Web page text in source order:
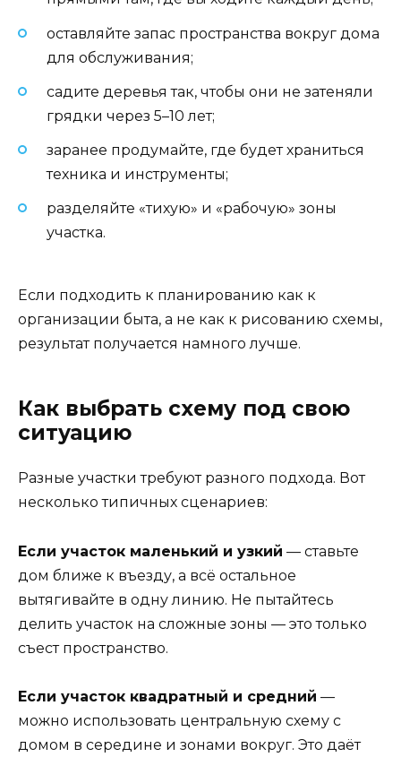
оставляйте запас пространства вокруг дома
для обслуживания;
садите деревья так, чтобы они не затеняли
грядки через 5–10 лет;
заранее продумайте, где будет храниться
техника и инструменты;
разделяйте «тихую» и «рабочую» зоны
участка.
Если подходить к планированию как к
организации быта, а не как к рисованию схемы,
результат получается намного лучше.
Как выбрать схему под свою
ситуацию
Разные участки требуют разного подхода. Вот
несколько типичных сценариев:
Если участок маленький и узкий — ставьте
дом ближе к въезду, а всё остальное
вытягивайте в одну линию. Не пытайтесь
делить участок на сложные зоны — это только
съест пространство.
Если участок квадратный и средний —
можно использовать центральную схему с
домом в середине и зонами вокруг. Это даёт